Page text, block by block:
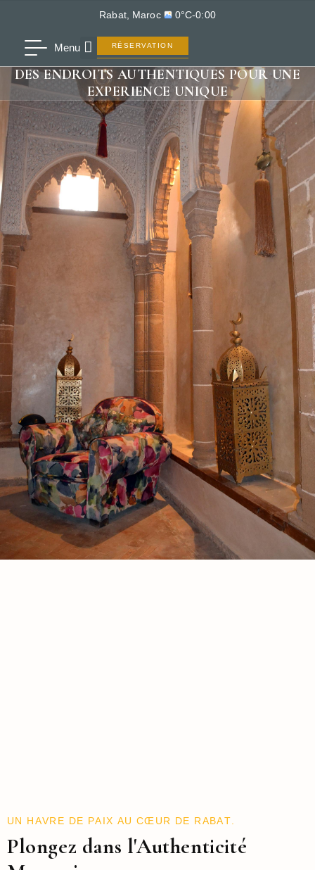
Rabat, Maroc 0°C-0:00
Menu RÉSERVATION
DES ENDROITS AUTHENTIQUES POUR UNE
EXPERIENCE UNIQUE
UN HAVRE DE PAIX AU CŒUR DE RABAT.
Plongez dans l'Authenticité